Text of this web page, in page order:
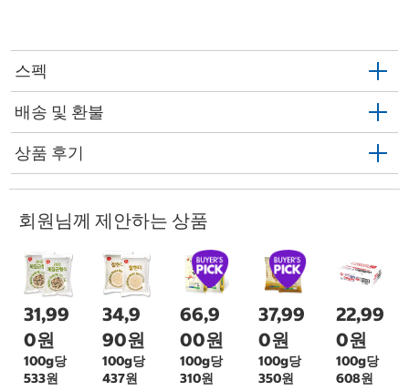
스펙
배송 및 환불
상품 후기
회원님께 제안하는 상품
31,99
0원
100g당
533원
34,9
90원
100g당
437원
66,9
00원
100g당
310원
37,99
0원
100g당
350원
22,99
0원
100g당
608원